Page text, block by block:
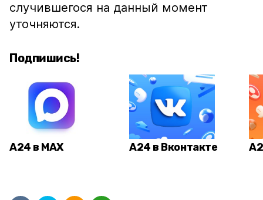
случившегося на данный момент
уточняются.
Подпишись!
А24 в MAX А24 в Вконтакте